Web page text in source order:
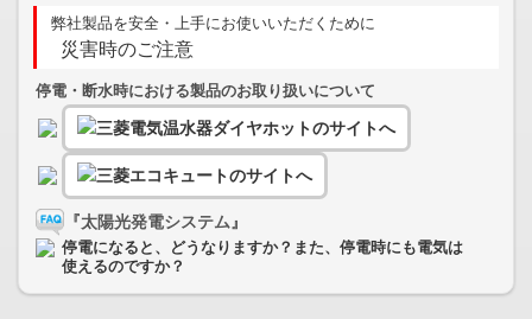
弊社製品を安全・上手にお使いいただくために
災害時のご注意
停電・断水時における製品のお取り扱いについて
『太陽光発電システム』
停電になると、どうなりますか？また、停電時にも電気は
使えるのですか？